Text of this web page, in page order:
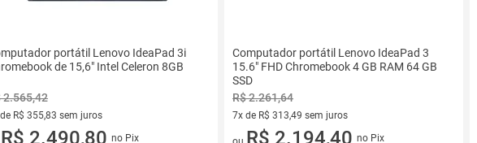
portátil Lenovo IdeaPad 3i
de 15,6" Intel Celeron 8GB
2.565,42
R$ 355,83 sem juros
de R$ 355,83 sem juros
R$ 2.490,80 no Pix
Computador portátil Lenovo IdeaPad 3
15.6" FHD Chromebook 4 GB RAM 64 GB
SSD
R$ 2.261,64
7x de R$ 313,49 sem juros
7 vez de R$ 313,49 sem juros
R$ 2.194,40 no Pix